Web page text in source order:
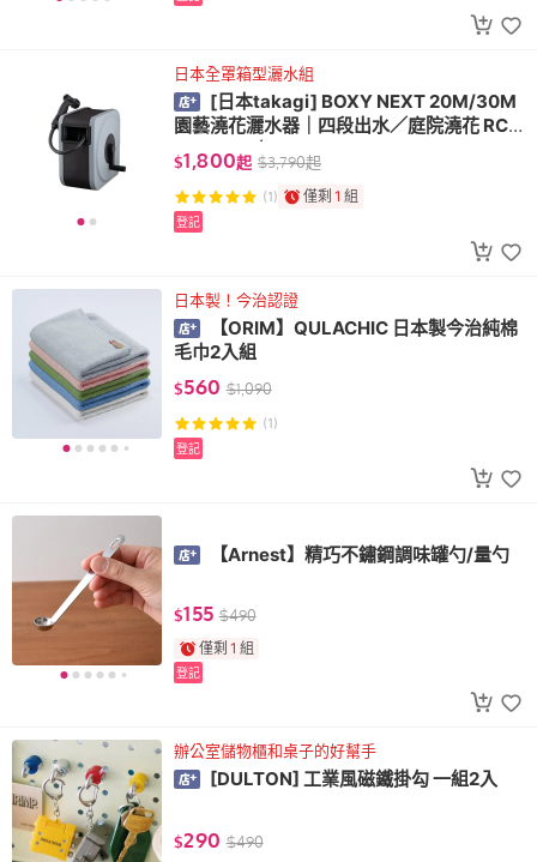
日本全罩箱型灑水組
[日本takagi] BOXY NEXT 20M/30M
園藝澆花灑水器｜四段出水／庭院澆花 RC1
220GY7／RC13
$1,800起 $3,790起
(1) 僅剩 1 組
登記
日本製！今治認證
【ORIM】QULACHIC 日本製今治純棉
毛巾2入組
$560 $1,090
(1)
登記
【Arnest】精巧不鏽鋼調味罐勺/量勺
$155 $490
僅剩 1 組
登記
辦公室儲物櫃和桌子的好幫手
[DULTON] 工業風磁鐵掛勾 一組2入
$290 $490